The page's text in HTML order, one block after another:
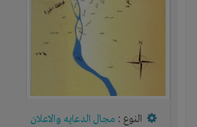
النوع : مجال الدعايه والاعلان